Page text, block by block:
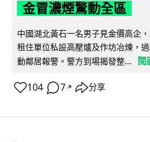
金冒濃煙驚動全區
中國湖北黃石一名男子見金價高企
租住單位私設高壓爐及作坊冶煉，
動鄰居報警。警方到場揭發整...
閱
104 7 ↗ 分享